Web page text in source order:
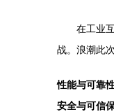
在工业
战。浪潮此
性能与可靠
安全与可信